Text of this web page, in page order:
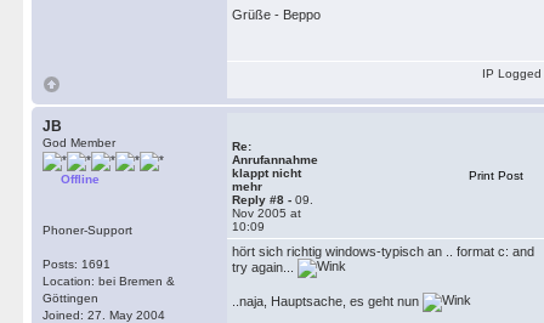
Grüße - Beppo
IP Logged
JB
God Member
Offline
Phoner-Support
Posts: 1691
Location: bei Bremen &
Göttingen
Joined: 27. May 2004
Re:
Anrufannahme
klappt nicht
mehr
Reply #8 - 09.
Nov 2005 at
10:09
Print Post
hört sich richtig windows-typisch an .. format c: and
try again...
..naja, Hauptsache, es geht nun